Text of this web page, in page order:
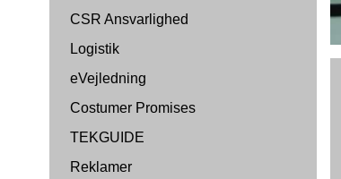
CSR Ansvarlighed
Logistik
eVejledning
Costumer Promises
TEKGUIDE
Reklamer